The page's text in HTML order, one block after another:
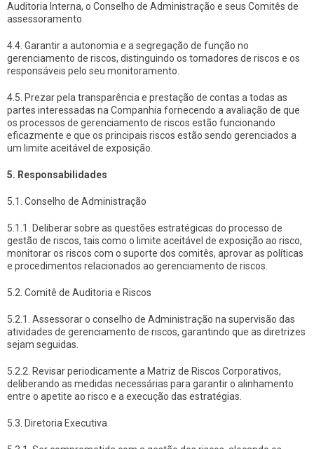
Auditoria Interna, o Conselho de Administração e seus Comitês de
assessoramento.
4.4. Garantir a autonomia e a segregação de função no
gerenciamento de riscos, distinguindo os tomadores de riscos e os
responsáveis pelo seu monitoramento.
4.5. Prezar pela transparência e prestação de contas a todas as
partes interessadas na Companhia fornecendo a avaliação de que
os processos de gerenciamento de riscos estão funcionando
eficazmente e que os principais riscos estão sendo gerenciados a
um limite aceitável de exposição.
5. Responsabilidades
5.1. Conselho de Administração
5.1.1. Deliberar sobre as questões estratégicas do processo de
gestão de riscos, tais como o limite aceitável de exposição ao risco,
monitorar os riscos com o suporte dos comitês, aprovar as políticas
e procedimentos relacionados ao gerenciamento de riscos.
5.2. Comitê de Auditoria e Riscos
5.2.1. Assessorar o conselho de Administração na supervisão das
atividades de gerenciamento de riscos, garantindo que as diretrizes
sejam seguidas.
5.2.2. Revisar periodicamente a Matriz de Riscos Corporativos,
deliberando as medidas necessárias para garantir o alinhamento
entre o apetite ao risco e a execução das estratégias.
5.3. Diretoria Executiva